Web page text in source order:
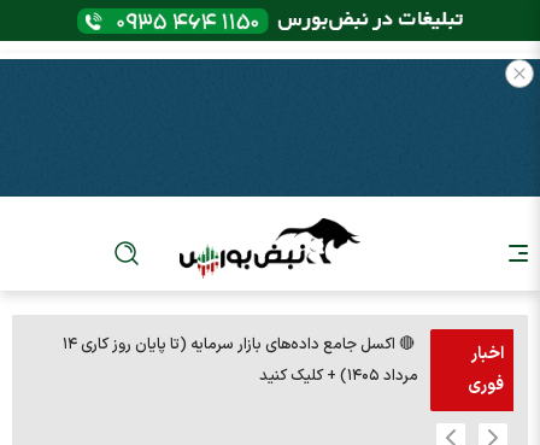
اخبار
فوری
🔴 اکسل جامع داده‌های بازار سرمایه (تا پایان روز کاری ۱۴
مرداد ۱۴۰۵) + کلیک کنید